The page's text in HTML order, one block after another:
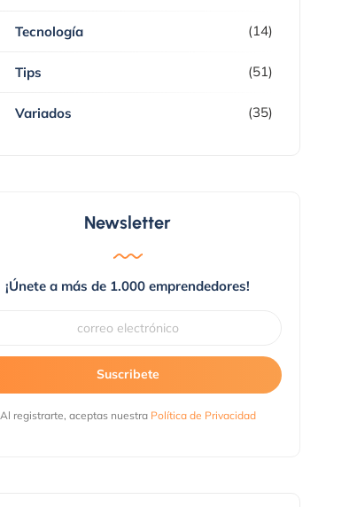
Tecnología (14)
Tips (51)
Variados (35)
Newsletter
¡Únete a más de 1.000 emprendedores!
Suscribete
Al registrarte, aceptas nuestra Política de Privacidad